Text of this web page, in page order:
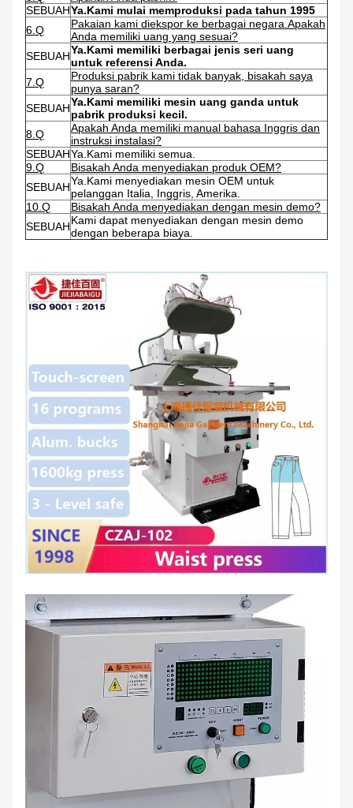
SEBUAHYa.Kami mulai memproduksi pada tahun 1995
6.Q
Pakaian kami diekspor ke berbagai negara.Apakah
Anda memiliki uang yang sesuai?
SEBUAHYa.Kami memiliki berbagai jenis seri uang
untuk referensi Anda.
7.Q
Produksi pabrik kami tidak banyak, bisakah saya
punya saran?
SEBUAHYa.Kami memiliki mesin uang ganda untuk
pabrik produksi kecil.
8.Q
Apakah Anda memiliki manual bahasa Inggris dan
instruksi instalasi?
SEBUAHYa.Kami memiliki semua.
9.Q
Bisakah Anda menyediakan produk OEM?
SEBUAHYa.Kami menyediakan mesin OEM untuk
pelanggan Italia, Inggris, Amerika.
10.Q
Bisakah Anda menyediakan dengan mesin demo?
SEBUAHKami dapat menyediakan dengan mesin demo
dengan beberapa biaya.